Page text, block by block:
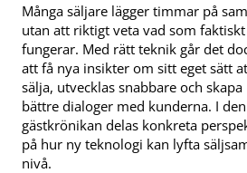
Många säljare lägger timmar på
utan att riktigt veta vad som faktiskt
fungerar. Med rätt teknik går det
att få nya insikter om sitt eget sätt
sälja, utvecklas snabbare och skapa
bättre dialoger med kunderna. I
gästkrönikan delas konkreta
på hur ny teknologi kan lyfta
nivå.